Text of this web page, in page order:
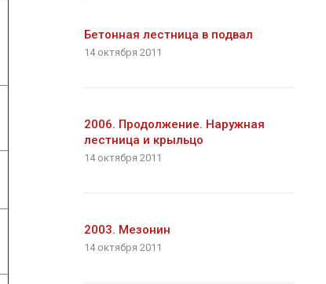
Бетонная лестница в подвал
14 октября 2011
2006. Продолжение. Наружная
лестница и крыльцо
14 октября 2011
2003. Мезонин
14 октября 2011